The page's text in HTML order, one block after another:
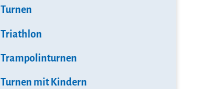
Turnen
Triathlon
Trampolinturnen
Turnen mit Kindern